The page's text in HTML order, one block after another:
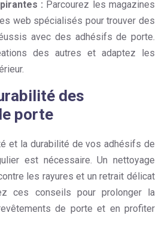
: Parcourez les magazines
web spécialisés pour trouver des
avec des adhésifs de porte.
des autres et adaptez les
des
porte
et la durabilité de vos adhésifs de
est nécessaire. Un nettoyage
les rayures et un retrait délicat
ces conseils pour prolonger la
de porte et en profiter